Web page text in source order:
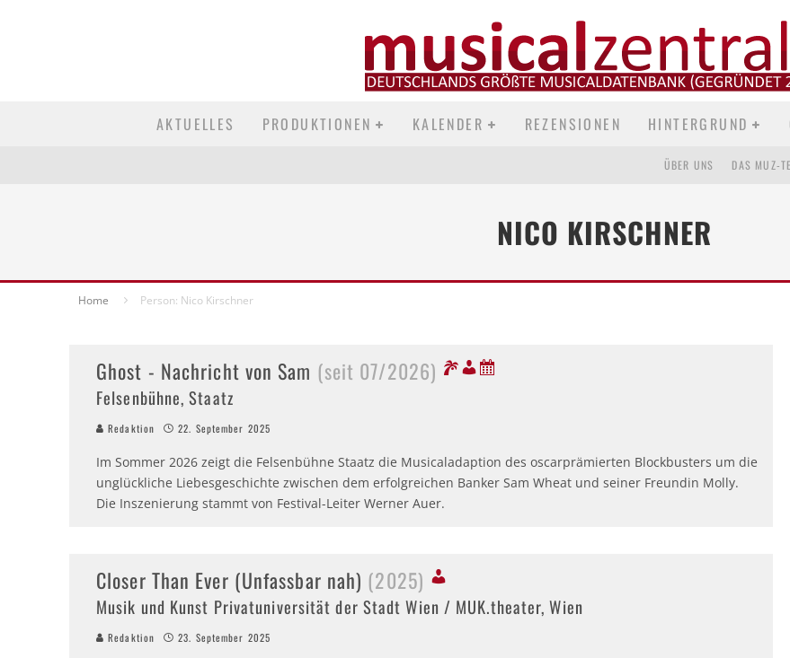
AKTUELLES PRODUKTIONEN KALENDER REZENSIONEN HINTERGRUND
ÜBER UNS DAS MUZ-
NICO KIRSCHNER
Home Person: Nico Kirschner
Ghost - Nachricht von Sam (seit 07/2026)
Felsenbühne, Staatz
Redaktion 22. September 2025
Im Sommer 2026 zeigt die Felsenbühne Staatz die Musicaladaption des oscarprämierten Blockbusters um die
unglückliche Liebesgeschichte zwischen dem erfolgreichen Banker Sam Wheat und seiner Freundin Molly.
Die Inszenierung stammt von Festival-Leiter Werner Auer.
Closer Than Ever (Unfassbar nah) (2025)
Musik und Kunst Privatuniversität der Stadt Wien / MUK.theater, Wien
Redaktion 23. September 2025